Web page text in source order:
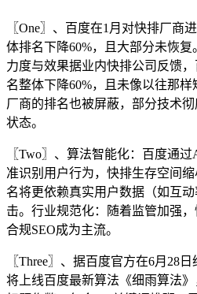
〖One〗、百度在1月对快排厂商
体排名下降60%，且大部分未恢
力度与效果据业内快排公司反馈
名整体下降60%，且未像以往那
厂商的排名也被屏蔽，部分技术
状态。
〖Two〗、算法智能化：百度通
准识别用户行为，快排生存空间
名将更依赖真实用户数据（如互
击。行业规范化：随着监管加强，
合规SEO成为主流。
〖Three〗、据百度官方在6月28
将上线百度最新算法《细雨算法